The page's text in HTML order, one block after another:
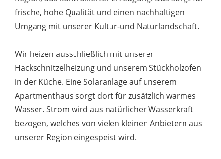
frische, hohe Qualität und einen nachhaltigen
Umgang mit unserer Kultur-und Naturlandschaft.
Wir heizen ausschließlich mit unserer
Hackschnitzelheizung und unserem Stückholzofen
in der Küche. Eine Solaranlage auf unserem
Apartmenthaus sorgt dort für zusätzlich warmes
Wasser. Strom wird aus natürlicher Wasserkraft
bezogen, welches von vielen kleinen Anbietern aus
unserer Region eingespeist wird.